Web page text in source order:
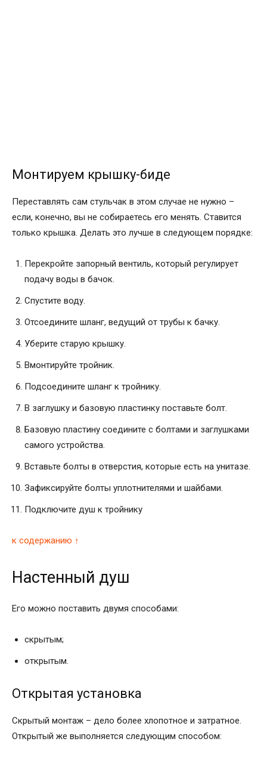
Монтируем крышку-биде
Переставлять сам стульчак в этом случае не нужно –
если, конечно, вы не собираетесь его менять. Ставится
только крышка. Делать это лучше в следующем порядке:
Перекройте запорный вентиль, который регулирует
подачу воды в бачок.
Спустите воду.
Отсоедините шланг, ведущий от трубы к бачку.
Уберите старую крышку.
Вмонтируйте тройник.
Подсоедините шланг к тройнику.
В заглушку и базовую пластинку поставьте болт.
Базовую пластину соедините с болтами и заглушками
самого устройства.
Вставьте болты в отверстия, которые есть на унитазе.
Зафиксируйте болты уплотнителями и шайбами.
Подключите душ к тройнику
к содержанию ↑
Настенный душ
Его можно поставить двумя способами:
скрытым;
открытым.
Открытая установка
Скрытый монтаж – дело более хлопотное и затратное.
Открытый же выполняется следующим способом: